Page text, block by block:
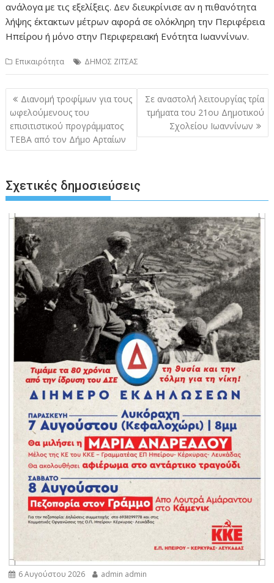
ανάλογα με τις εξελίξεις. Δεν διευκρίνισε αν η πιθανότητα
λήψης έκτακτων μέτρων αφορά σε ολόκληρη την Περιφέρεια
Ηπείρου ή μόνο στην Περιφερειακή Ενότητα Ιωαννίνων.
Επικαιρότητα ΔΗΜΟΣ ΖΙΤΣΑΣ
Πλοήγηση
άρθρων
Διανομή τροφίμων για τους
ωφελούμενους του
επισιτιστικού προγράμματος
ΤΕΒΑ από τον Δήμο Αρταίων
Σε αναστολή λειτουργίας τρία
τμήματα του 21ου Δημοτικού
Σχολείου Ιωαννίνων
Σχετικές δημοσιεύσεις
6 Αυγούστου 2026 admin admin